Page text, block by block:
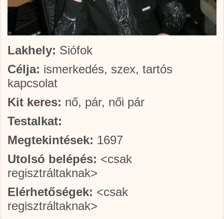
Lakhely: Siófok
Célja: ismerkedés, szex, tartós
kapcsolat
Kit keres: nő, pár, női pár
Testalkat:
Megtekintések: 1697
Utolsó belépés: <csak
regisztráltaknak>
Elérhetőségek: <csak
regisztráltaknak>